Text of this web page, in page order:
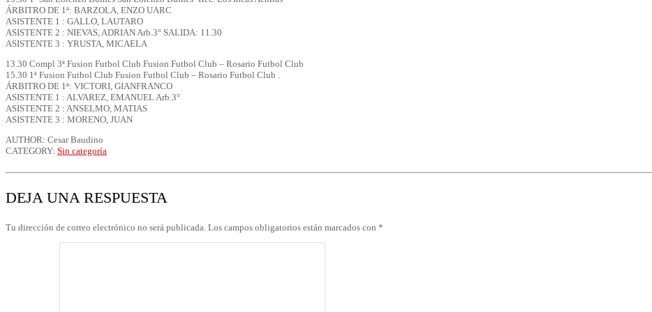
ÁRBITRO DE 1ª: BARZOLA, ENZO UARC
ASISTENTE 1 : GALLO, LAUTARO
ASISTENTE 2 : NIEVAS, ADRIAN Arb.3° SALIDA: 11.30
ASISTENTE 3 : YRUSTA, MICAELA
13.30 Compl 3ª Fusion Futbol Club Fusion Futbol Club – Rosario Futbol Club
15.30 1ª Fusion Futbol Club Fusion Futbol Club – Rosario Futbol Club .
ÁRBITRO DE 1ª: VICTORI, GIANFRANCO
ASISTENTE 1 : ALVAREZ, EMANUEL Arb.3°
ASISTENTE 2 : ANSELMO, MATIAS
ASISTENTE 3 : MORENO, JUAN
AUTHOR: Cesar Baudino
CATEGORY: Sin categoría
DEJA UNA RESPUESTA
Tu dirección de correo electrónico no será publicada. Los campos obligatorios están marcados con *